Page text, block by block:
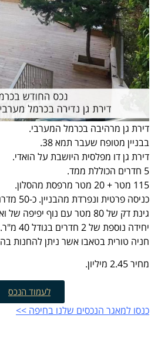
דירת גן מרהיבה בכרמל המערבי.
בבניין מטופח שעבר תמא 38.
דירת גן דו מפלסית היושבת על הואדי.
5 חדרים הכוללת ממד.
115 מטר + 20 מטר מרפסת מהסלון.
כניסה פרטית ונפרדת מהבניין. כ-50 מדרגות גישה לדירה.
גינת דק של 80 מטר עם נוף יפיפה של ואדי וים.
יחידה נוספת של 2 חדרים בגודל 40 מ"ר.
חניה טורית בטאבו אשר ניתן להחנות בה 2 רכבים.
מחיר 2.45 מיליון.
לעמוד הנכס
כנסו למאגר הנכסים שלנו בחיפה >>